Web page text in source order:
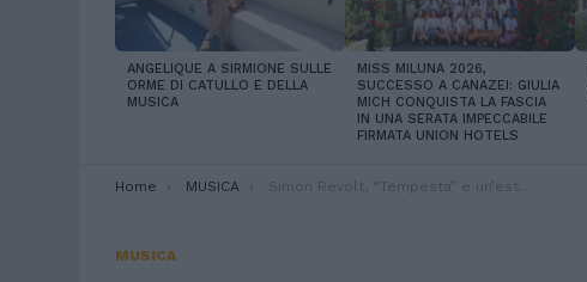
ANGELIQUE A SIRMIONE SULLE
ORME DI CATULLO E DELLA
MUSICA
MISS MILUNA 2026,
SUCCESSO A CANAZEI: GIULIA
MICH CONQUISTA LA FASCIA
IN UNA SERATA IMPECCABILE
FIRMATA UNION HOTELS
You are here:
Home MUSICA Simon Revolt, “Tempesta” e un’estate di musica
MUSICA